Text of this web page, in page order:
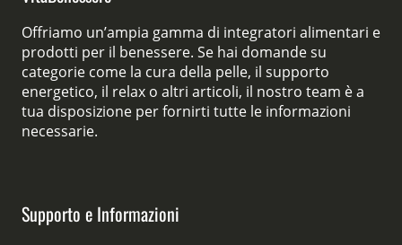
Offriamo un’ampia gamma di integratori alimentari e
prodotti per il benessere. Se hai domande su
categorie come la cura della pelle, il supporto
energetico, il relax o altri articoli, il nostro team è a
tua disposizione per fornirti tutte le informazioni
necessarie.
Supporto e Informazioni